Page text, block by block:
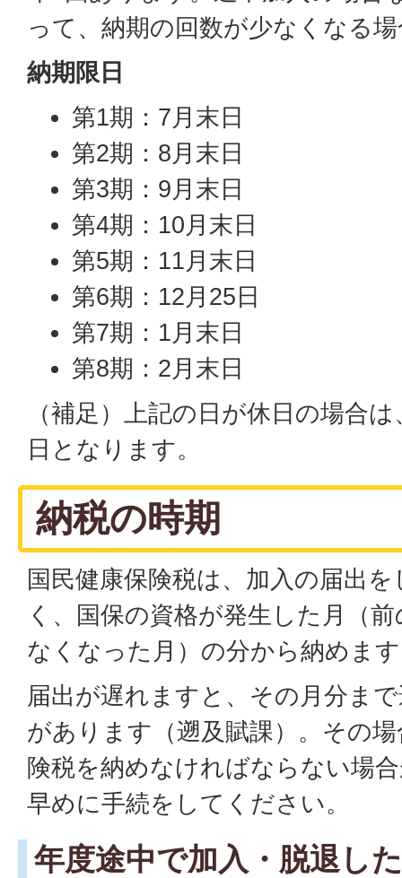
って、納期の回数が少なくなる
納期限日
第1期：7月末日
第2期：8月末日
第3期：9月末日
第4期：10月末日
第5期：11月末日
第6期：12月25日
第7期：1月末日
第8期：2月末日
（補足）上記の日が休日の場合
日となります。
納税の時期
国民健康保険税は、加入の届出
く、国保の資格が発生した月（
なくなった月）の分から納めま
届出が遅れますと、その月分ま
があります（遡及賦課）。その
険税を納めなければならない場
早めに手続をしてください。
年度途中で加入・脱退し